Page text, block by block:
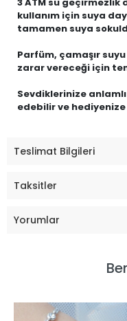
kullanım için suya
tamamen suya
Parfüm, çamaşır
zarar vereceği için
Sevdiklerinize
edebilir ve
Teslimat Bilgileri
Taksitler
Yorumlar